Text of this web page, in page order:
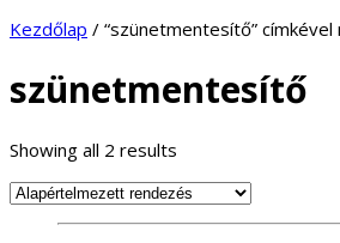
Kezdőlap / “szünetmentesítő”
szünetmentesítő
Showing all 2 results